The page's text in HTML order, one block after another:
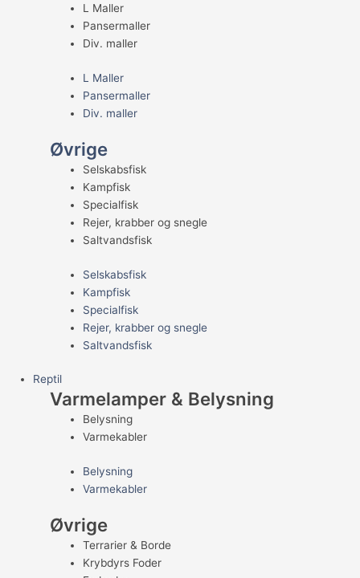
L Maller
Pansermaller
Div. maller
L Maller
Pansermaller
Div. maller
Øvrige
Selskabsfisk
Kampfisk
Specialfisk
Rejer, krabber og snegle
Saltvandsfisk
Selskabsfisk
Kampfisk
Specialfisk
Rejer, krabber og snegle
Saltvandsfisk
Reptil
Varmelamper & Belysning
Belysning
Varmekabler
Belysning
Varmekabler
Øvrige
Terrarier & Borde
Krybdyrs Foder